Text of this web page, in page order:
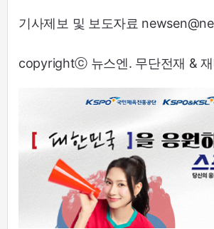
기사제보 및 보도자료
copyrightⓒ 뉴스엔. 무단전재 & 재